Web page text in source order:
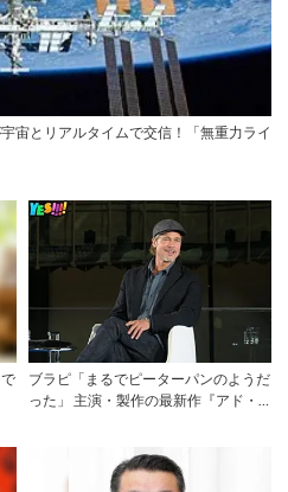
宙とリアルタイムで交信！「無重力ライ
ブラピ「まるでピーターパンのようだ
った」 主演・製作の最新作『アド・